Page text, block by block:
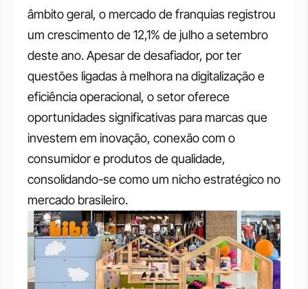
âmbito geral, o mercado de franquias registrou
um crescimento de 12,1% de julho a setembro
deste ano. Apesar de desafiador, por ter
questões ligadas à melhora na digitalização e
eficiência operacional, o setor oferece
oportunidades significativas para marcas que
investem em inovação, conexão com o
consumidor e produtos de qualidade,
consolidando-se como um nicho estratégico no
mercado brasileiro.